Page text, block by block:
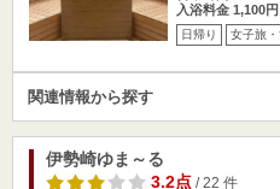
入浴料金 1,100円
日帰り 女子旅
関連情報から探す
伊勢崎ゆま～る
3.2点/ 22 件